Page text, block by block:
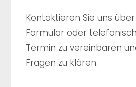
Kontaktieren Sie uns
Formular oder
Termin zu vereinbaren
Fragen zu klären.